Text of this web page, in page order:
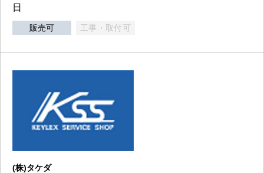
日
販売可 工事・取付可
(株)タケダ